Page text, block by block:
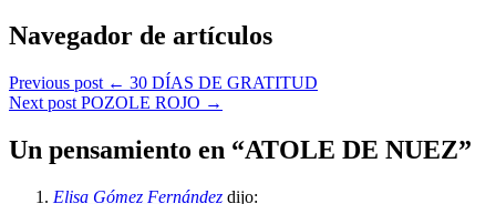
Navegador de artículos
Previous post ← 30 DÍAS DE GRATITUD
Next post POZOLE ROJO →
Un pensamiento en “ATOLE DE NUEZ”
Elisa Gómez Fernández dijo: